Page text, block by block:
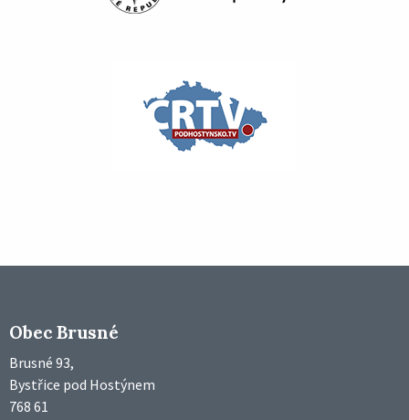
Obec Brusné
Brusné 93,
Bystřice pod Hostýnem
768 61